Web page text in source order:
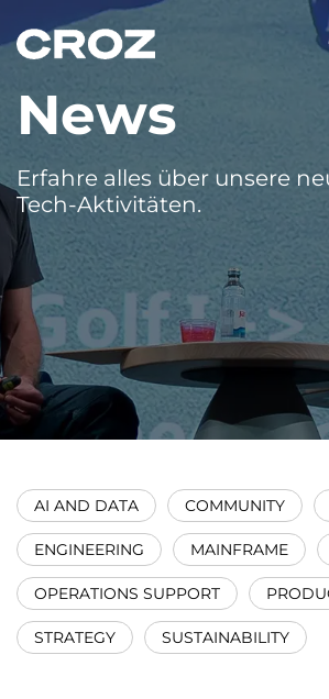
News
Erfahre alles über unsere
Tech-Aktivitäten.
AI AND DATA COMMUNITY
ENGINEERING MAINFRAME
OPERATIONS SUPPORT
STRATEGY SUSTAINABILITY